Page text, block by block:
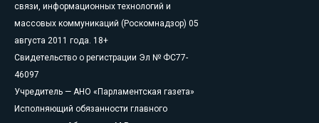
связи, информационных технологий и
массовых коммуникаций (Роскомнадзор) 05
августа 2011 года. 18+
Свидетельство о регистрации Эл № ФС77-
46097
Учредитель — АНО «Парламентская газета»
Исполняющий обязанности главного